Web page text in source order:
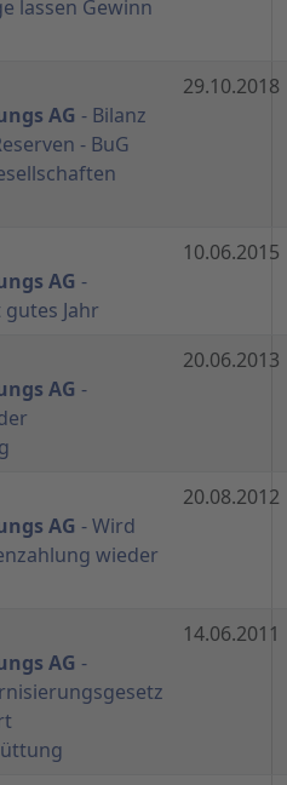
lassen Gewinn
AG - Bilanz
- BuG
29.10.2018
AG -
Jahr
10.06.2015
AG -
20.06.2013
AG - Wird
wieder
20.08.2012
AG -
14.06.2011